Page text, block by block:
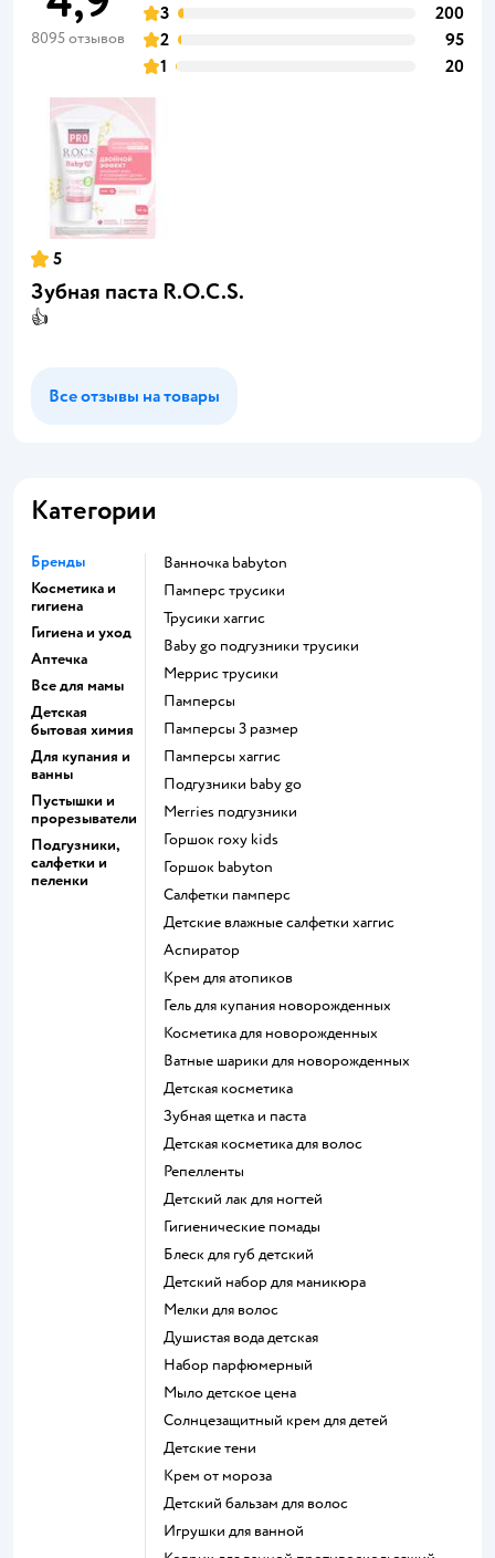
8095 отзывов
3
200
2
95
1
20
5
Зубная паста R.O.C.S.
👍
Все отзывы на товары
Категории
Бренды
Косметика и
гигиена
Гигиена и уход
Аптечка
Все для мамы
Детская
бытовая химия
Для купания и
ванны
Пустышки и
прорезыватели
Подгузники,
салфетки и
пеленки
ванночка babyton
памперс трусики
трусики хаггис
baby go подгузники трусики
меррис трусики
памперсы
памперсы 3 размер
памперсы хаггис
подгузники baby go
merries подгузники
горшок roxy kids
горшок babyton
салфетки памперс
детские влажные салфетки хаггис
аспиратор
крем для атопиков
гель для купания новорожденных
косметика для новорожденных
ватные шарики для новорожденных
детская косметика
зубная щетка и паста
детская косметика для волос
репелленты
детский лак для ногтей
гигиенические помады
блеск для губ детский
детский набор для маникюра
мелки для волос
душистая вода детская
набор парфюмерный
мыло детское цена
солнцезащитный крем для детей
детские тени
крем от мороза
детский бальзам для волос
игрушки для ванной